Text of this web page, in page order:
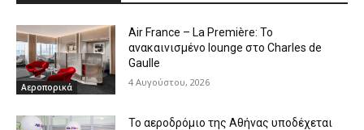
Αεροπορικά
Air France – La Première: Το
ανακαινισμένο lounge στο Charles de
Gaulle
4 Αυγούστου, 2026
Το αεροδρόμιο της Αθήνας υποδέχεται